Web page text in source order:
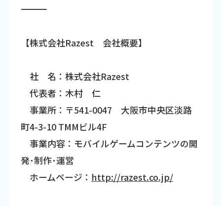
―――――――――――――――――――――――――――――――――――
【株式会社Razest 会社概要】
社 名：株式会社Razest
代表者：木村 仁
事業所：〒541-0047 大阪市中央区淡路
町4-3-10 TMMビル4F
事業内容：モバイルゲームコンテンツの開
発･制作･運営
ホームページ： http://razest.co.jp/